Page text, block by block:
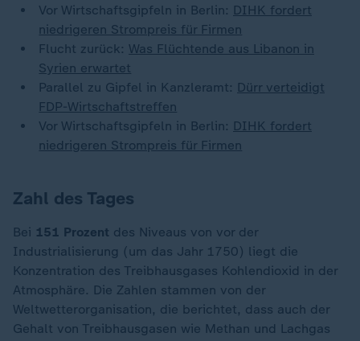
Vor Wirtschaftsgipfeln in Berlin: DIHK fordert
niedrigeren Strompreis für Firmen
Flucht zurück: Was Flüchtende aus Libanon in
Syrien erwartet
Parallel zu Gipfel in Kanzleramt: Dürr verteidigt
FDP-Wirtschaftstreffen
Vor Wirtschaftsgipfeln in Berlin: DIHK fordert
niedrigeren Strompreis für Firmen
Zahl des Tages
Bei 151 Prozent des Niveaus von vor der
Industrialisierung (um das Jahr 1750) liegt die
Konzentration des Treibhausgases Kohlendioxid in der
Atmosphäre. Die Zahlen stammen von der
Weltwetterorganisation, die berichtet, dass auch der
Gehalt von Treibhausgasen wie Methan und Lachgas